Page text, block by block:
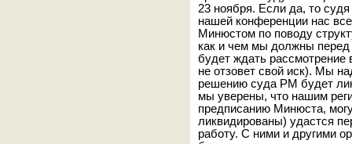
23 ноября. Если да, то
нашей конференции нас
Минюстом по поводу
как и чем мы должны перед
будет ждать
не отзовет свой иск). Мы
решению суда РМ будет
мы уверены, что нашим
предписанию Минюста,
ликвидированы) удастся
работу. С ними и другими